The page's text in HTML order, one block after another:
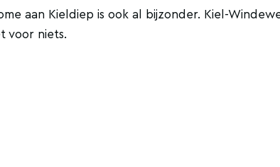
aan Kieldiep is ook al bijzonder. Kiel-
voor niets.